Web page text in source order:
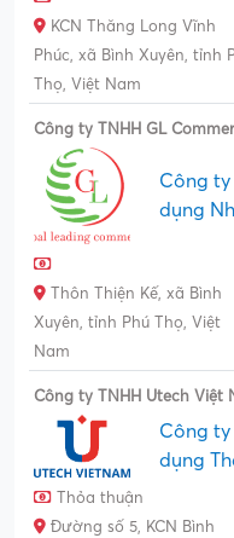
KCN Thăng Long Vĩnh
Phúc, xã Bình Xuyên, tỉnh
Thọ, Việt Nam
Công ty TNHH GL
Công ty
dụng
Thôn Thiện Kế, xã Bình
Xuyên, tỉnh Phú Thọ, Việt
Nam
Công ty TNHH Utech Việt
Công ty
dụng
Thỏa thuận
Đường số 5, KCN Bình